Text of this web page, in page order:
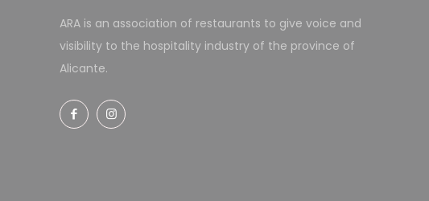
ARA is an association of restaurants to give voice and
visibility to the hospitality industry of the province of
Alicante.